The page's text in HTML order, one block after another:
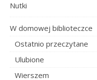
Nutki
W domowej biblioteczce
Ostatnio przeczytane
Ulubione
Wierszem